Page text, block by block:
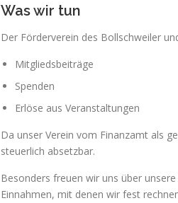
Was wir tun
Der Förderverein des Bollschweiler
Mitgliedsbeiträge
Spenden
Erlöse aus Veranstaltungen
Da unser Verein vom Finanzamt als
steuerlich absetzbar.
Besonders freuen wir uns über
Einnahmen, mit denen wir fest